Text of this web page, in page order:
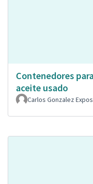
Contenedores
aceite usado
Carlos Gonzalez